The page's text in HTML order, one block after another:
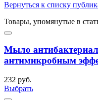
Вернуться к списку
Товары, упомянутые в
Мыло
антимикробным
232 руб.
Выбрать